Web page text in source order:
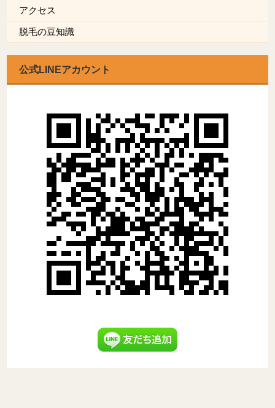
アクセス
脱毛の豆知識
公式LINEアカウント